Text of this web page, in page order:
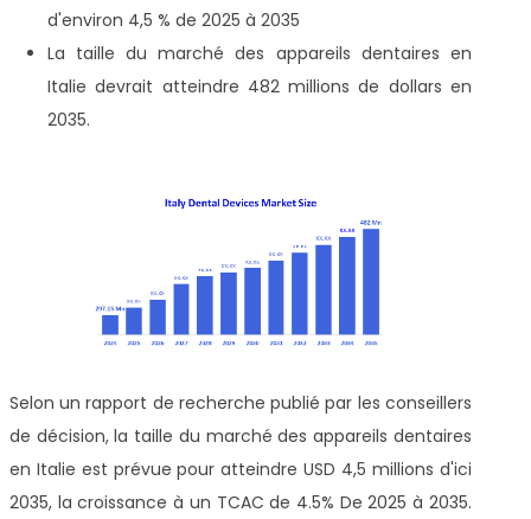
d'environ 4,5 % de 2025 à 2035
La taille du marché des appareils dentaires en
Italie devrait atteindre 482 millions de dollars en
2035.
Selon un rapport de recherche publié par les conseillers
de décision, la taille du marché des appareils dentaires
en Italie est prévue pour atteindre USD 4,5 millions d'ici
2035, la croissance à un TCAC de 4.5% De 2025 à 2035.